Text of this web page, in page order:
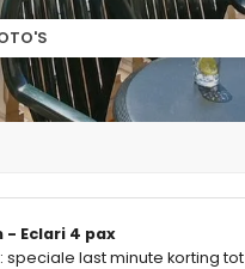
Eclari 4 pax
last minute korting tot